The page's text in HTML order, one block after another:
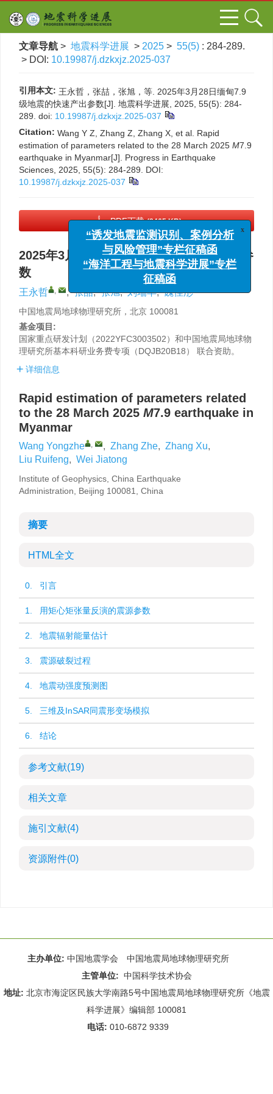
文章导航 > 地震科学进展 > 2025 > 55(5) : 284-289.
> DOI: 10.19987/j.dzkxjz.2025-037
引用本文: 王永哲，张喆，张旭，等. 2025年3月28日缅甸7.9
级地震的快速产出参数[J]. 地震科学进展, 2025, 55(5): 284-
289. doi: 10.19987/j.dzkxjz.2025-037
Citation: Wang Y Z, Zhang Z, Zhang X, et al. Rapid
estimation of parameters related to the 28 March 2025 M7.9
earthquake in Myanmar[J]. Progress in Earthquake
Sciences, 2025, 55(5): 284-289.
DOI:
10.19987/j.dzkxjz.2025-037
PDF下载(8465 KB)
2025年3月28日缅甸7.9级地震的快速产出参
数
王永哲 , , 张喆, 张旭, 刘瑞丰, 魏佳彤
中国地震局地球物理研究所，北京 100081
基金项目:
国家重点研发计划（2022YFC3003502）和中国地震局地球物
理研究所基本科研业务费专项（DQJB20B18） 联合资助。
详细信息
Rapid estimation of parameters related
to the 28 March 2025 M7.9 earthquake in
Myanmar
Wang Yongzhe , , Zhang Zhe, Zhang Xu,
Liu Ruifeng, Wei Jiatong
Institute of Geophysics, China Earthquake
Administration, Beijing 100081, China
摘要
HTML全文
0. 引言
1. 用矩心矩张量反演的震源参数
2. 地震辐射能量估计
3. 震源破裂过程
4. 地震动强度预测图
5. 三维及InSAR同震形变场模拟
6. 结论
参考文献(19)
相关文章
施引文献(4)
资源附件(0)
主办单位: 中国地震学会 中国地震局地球物理研究所
主管单位: 中国科学技术协会
地址: 北京市海淀区民族大学南路5号中国地震局地球物理研究所《地震
科学进展》编辑部 100081
电话: 010-6872 9339
x
“诱发地震监测识别、案例分析
与风险管理”专栏征稿函
“海洋工程与地震科学进展”专栏
征稿函